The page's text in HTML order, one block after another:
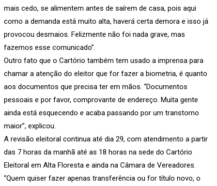
mais cedo, se alimentem antes de saírem de casa, pois aqui
como a demanda está muito alta, haverá certa demora e isso já
provocou desmaios. Felizmente não foi nada grave, mas
fazemos esse comunicado”.
Outro fato que o Cartório também tem usado a imprensa para
chamar a atenção do eleitor que for fazer a biometria, é quanto
aos documentos que precisa ter em mãos. “Documentos
pessoais e por favor, comprovante de endereço. Muita gente
ainda está esquecendo e acaba passando por um transtorno
maior”, explicou.
A revisão eleitoral continua até dia 29, com atendimento a partir
das 7 horas da manhã até as 18 horas na sede do Cartório
Eleitoral em Alta Floresta e ainda na Câmara de Vereadores.
“Quem quiser fazer apenas transferência ou for título novo, o